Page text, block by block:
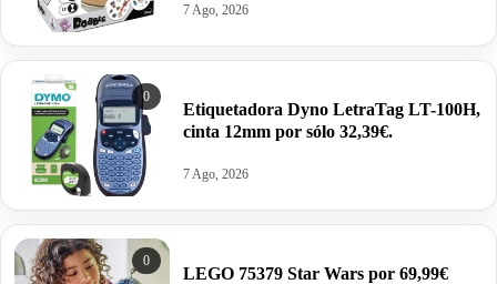
7 Ago, 2026
0
Etiquetadora Dyno LetraTag LT-100H,
cinta 12mm por sólo 32,39€.
7 Ago, 2026
0
LEGO 75379 Star Wars por 69,99€